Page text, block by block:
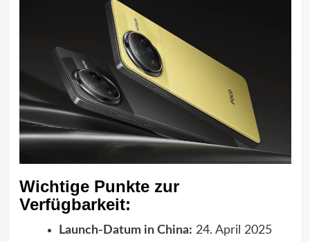
Wichtige Punkte zur
Verfügbarkeit:
Launch-Datum in China: 24. April 2025